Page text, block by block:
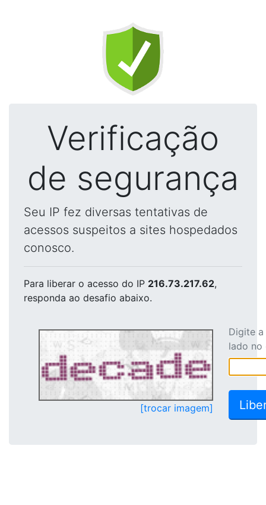
Verificação
de segurança
Seu IP fez diversas tentativas de
acessos suspeitos a sites hospedados
conosco.
Para liberar o acesso do IP 216.73.217.62,
responda ao desafio abaixo.
[trocar imagem]
Digite
lado no